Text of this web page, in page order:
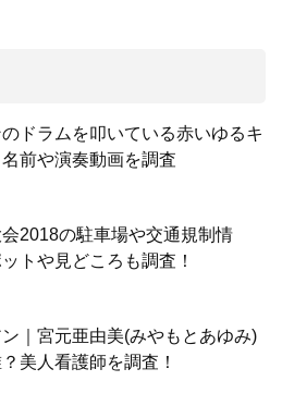
ドラムを叩いている赤いゆるキ
前や演奏動画を調査
2018の駐車場や交通規制情
トや見どころも調査！
｜宮元亜由美(みやもとあゆみ)
美人看護師を調査！